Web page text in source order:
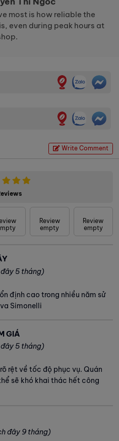
most is how reliable the
even during peak hours at
Write Comment
Review
empty
Review
empty
5 tháng)
định cao trong nhiều năm sử
Simonelli
GIÁ
5 tháng)
rệt về tốc độ phục vụ. Quán
sẽ khó khai thác hết công
đây 9 tháng)